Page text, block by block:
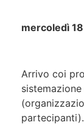
Arrivo coi
sistemazione
partecipanti).